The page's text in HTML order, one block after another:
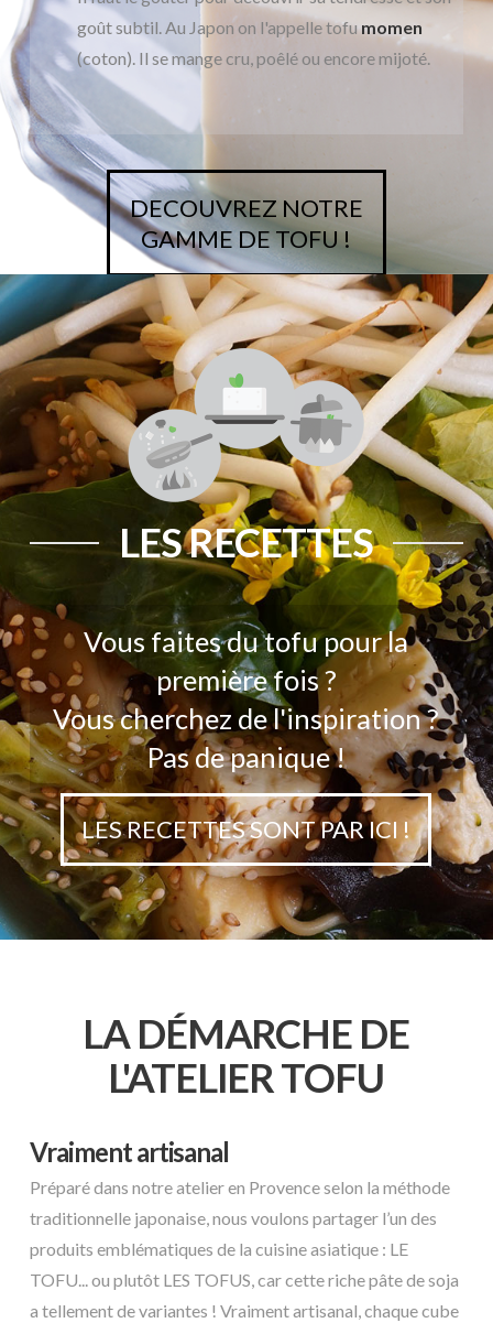
goût subtil. Au Japon on l'appelle tofumomen
(coton). Il se mange cru, poêlé ou encore mijoté.
DECOUVREZ NOTRE
GAMME DE TOFU !
LES RECETTES
Vous faites du tofu pour la
première fois ?
Vous cherchez de l'inspiration ?
Pas de panique !
LES RECETTES SONT PAR ICI !
LA DÉMARCHE DE
L'ATELIER TOFU
Vraiment artisanal
Préparé dans notre atelier en Provence selon la méthode
traditionnelle japonaise, nous voulons partager l’un des
produits emblématiques de la cuisine asiatique : LE
TOFU... ou plutôt LES TOFUS, car cette riche pâte de soja
a tellement de variantes ! Vraiment artisanal, chaque cube